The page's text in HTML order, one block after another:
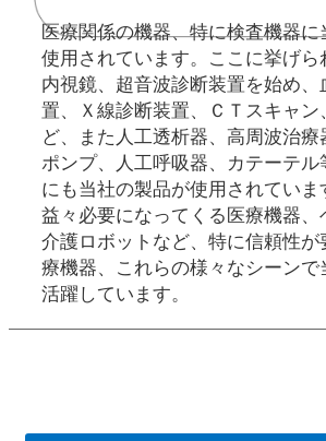
医療関係の機器、特に検査機器
使用されています。ここに挙げら
内視鏡、超音波診断装置を始め、
置、Ｘ線診断装置、ＣＴスキャン
ど、また人工透析器、高周波治療
ポンプ、人工呼吸器、カテーテル
にも当社の製品が使用されていま
益々必要になってくる医療機器、
介護ロボットなど、特に信頼性が
療機器、これらの様々なシーンで
活躍しています。